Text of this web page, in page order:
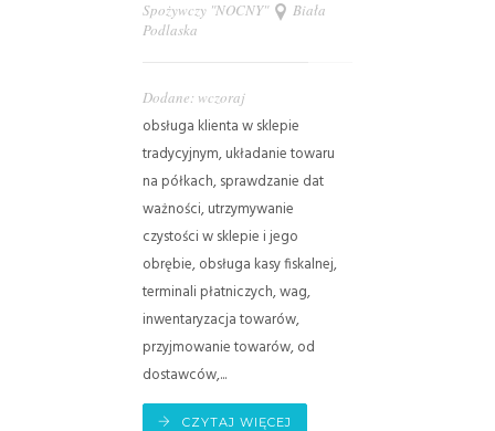
Spożywczy "NOCNY"
Biała
Podlaska
Dodane: wczoraj
obsługa klienta w sklepie
tradycyjnym, układanie towaru
na półkach, sprawdzanie dat
ważności, utrzymywanie
czystości w sklepie i jego
obrębie, obsługa kasy fiskalnej,
terminali płatniczych, wag,
inwentaryzacja towarów,
przyjmowanie towarów, od
dostawców,...
CZYTAJ WIĘCEJ